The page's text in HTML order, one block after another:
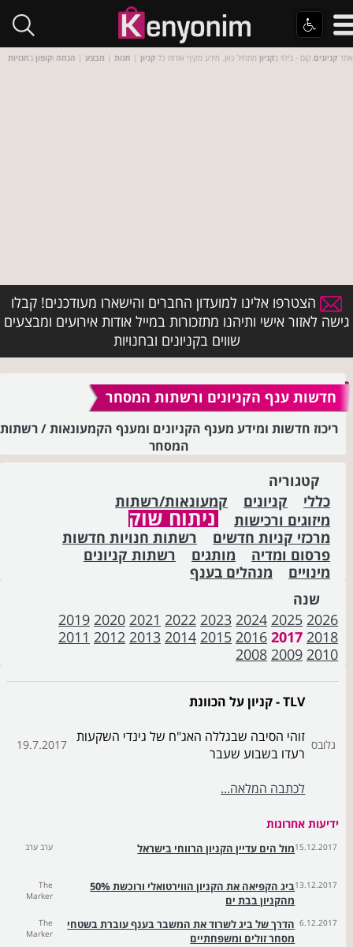
אתר קניונים.קום - בילוי בקניון מתחיל כאן. מידע מקיף אודות כל קניון | חנות | מבצע | הנחה וקופון בחנויות
הצטרפו אלינו למועדון החברים והישארו מעודכנים! קבלו
גישה לאזור אישי ותיהנו מתזכורות במייל אודות אירועים ומבצעים
שווים בקניונים ובחנויות
חדשות ענף הקניונים ורשתות המסחר
ריכוז חדשות ומידע מענף הקניונים ומענף הקמעונאות / רשתות
המסחר
קטגוריה
כללי
קניונים
קמעונאות/רשתות
מיזוגים ורכישות
ניתוח שוק
מרכזי קניות חדשים
רשתות חנויות חדשות
פרסום ומדיה
מותגים
רשתות קניונים
מינויים
מנהלים בענף
שנה
2026
2025
2024
2023
2022
2021
2020
2019
2018
2017
2016
2015
2014
2013
2012
2011
2010
2009
2008
גלובס
TLV - קניון על הכוונת
זוהי הסיבה שבגללה האג"ח של גינדי השקעות
רעדו בשבוע שעבר
לכתבה המלאה...
19.7.2017
ידיעות אחרונות
15.12.2017מול הים עדיין הקניון הרווחי בישראל ערב ערב
13.12.2017
ביג הקפיאה את הקניון הווירטואלי ורוכשת 50%
מהקניון בבת ים
The
Marker
6.12.2017 הדרך של ביג לשרוד את המשבר בענף עוברת בשטחי
מסחר זולים ומשפחתיים
The
Marker